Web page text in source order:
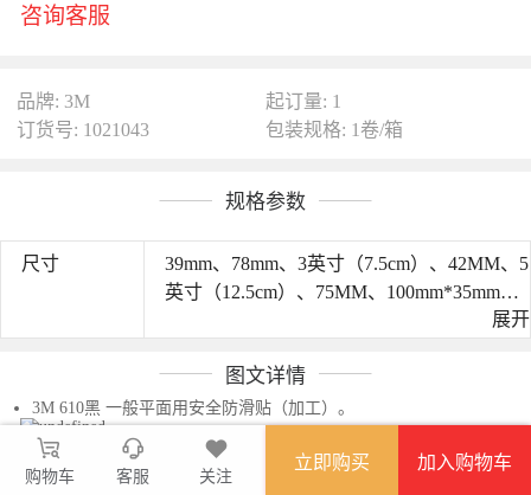
咨询客服
品牌: 3M
起订量: 1
订货号: 1021043
包装规格: 1卷/箱
规格参数
尺寸
39mm、78mm、3英寸（7.5cm）、42MM、5
英寸（12.5cm）、75MM、100mm*35mm、
468mm*688mm、1200mm*400mm、
260mm、110mm、180mm*18.2m、可定制
展开
图文详情
3M 610黑 一般平面用安全防滑贴（加工）。
购物车 客服 关注
立即购买 加入购物车